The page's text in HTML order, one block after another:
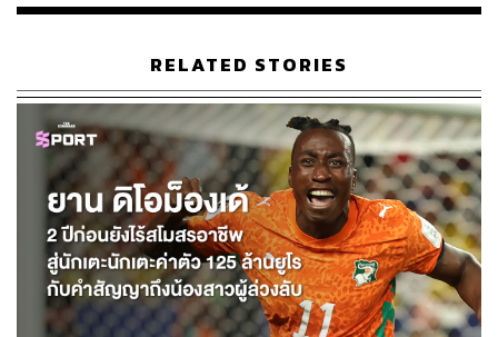
season, the decision is final. I think that
answers all our questions.”pic.twitter.co
m/Dy6PwEK3io— Borussia Dortmund
(@BlackYellow)August 10, 2020
ตราบใดที่ตลาดยังเปิด ความหวังยังคงอยู่
ถึงแม้ว่า ซอร์ค ผู้ที่ทำหน้าที่ในการเจรจาซื้อหาผู้เล่นจะ
ประกาศชัดเจนแจ่มแจ้งขนาดนั้น แต่นั่นก็ไม่ได้หมายความ
ว่าแมนเชสเตอร์ ยูไนเต็ดจะไม่เหลือความหวังเลย
RELATED STORIES